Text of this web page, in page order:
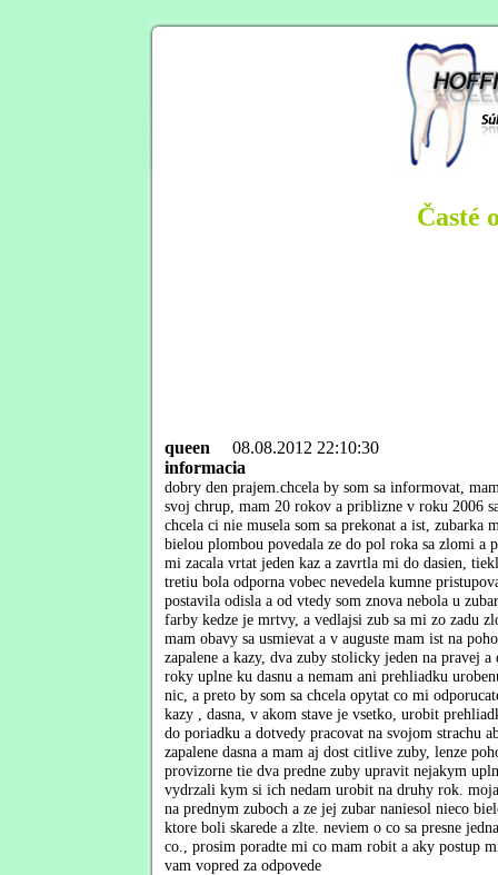
Časté
queen
08.08.2012 22:10:30
informacia
dobry den prajem.chcela by som sa informovat,
svoj chrup, mam 20 rokov a priblizne v roku 2006
chcela ci nie musela som sa prekonat a ist,
bielou plombou povedala ze do pol roka sa zlomi
mi zacala vrtat jeden kaz a zavrtla mi do dasien,
tretiu bola odporna vobec nevedela kumne
postavila odisla a od vtedy som znova nebola u
farby kedze je mrtvy, a vedlajsi zub sa mi zo zadu
mam obavy sa usmievat a v auguste mam ist na
zapalene a kazy, dva zuby stolicky jeden na pravej
roky uplne ku dasnu a nemam ani prehliadku
nic, a preto by som sa chcela opytat co mi
kazy , dasna, v akom stave je vsetko, urobit
do poriadku a dotvedy pracovat na svojom strachu
zapalene dasna a mam aj dost citlive zuby, lenze
provizorne tie dva predne zuby upravit nejakym
vydrzali kym si ich nedam urobit na druhy rok.
na prednym zuboch a ze jej zubar naniesol nieco
ktore boli skarede a zlte. neviem o co sa presne
co., prosim poradte mi co mam robit a aky postup
vam vopred za odpovede